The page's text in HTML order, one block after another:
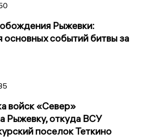
Рыжевки:
основных событий битвы за
войск «Север»
Рыжевку, откуда ВСУ
поселок Теткино